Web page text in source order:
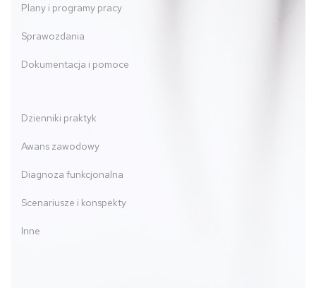
Plany i programy pracy
Sprawozdania
Dokumentacja i pomoce
Dzienniki praktyk
Awans zawodowy
Diagnoza funkcjonalna
Scenariusze i konspekty
Inne